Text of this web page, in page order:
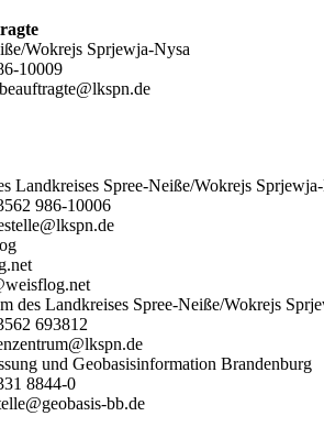
Wokrejs Sprjewja-Nysa
10009
Landkreises Spree-Neiße/Wokrejs
986-10006
des Landkreises Spree-Neiße/Wokrejs
693812
und Geobasisinformation Brandenburg
8844-0
bb.de